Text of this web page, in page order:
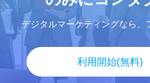
デジタルマーケティングなら、
利用開始(無料)